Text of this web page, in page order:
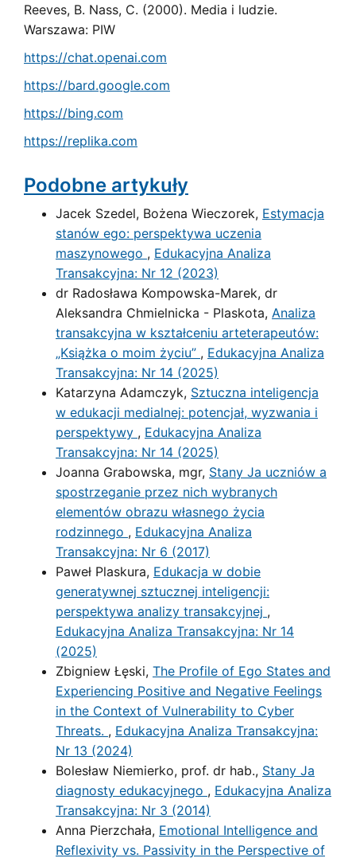
Reeves, B. Nass, C. (2000). Media i ludzie.
Warszawa: PIW
https://chat.openai.com
https://bard.google.com
https://bing.com
https://replika.com
Podobne artykuły
Jacek Szedel, Bożena Wieczorek, Estymacja
stanów ego: perspektywa uczenia
maszynowego , Edukacyjna Analiza
Transakcyjna: Nr 12 (2023)
dr Radosława Kompowska-Marek, dr
Aleksandra Chmielnicka - Plaskota, Analiza
transakcyjna w kształceniu arteterapeutów:
„Książka o moim życiu” , Edukacyjna Analiza
Transakcyjna: Nr 14 (2025)
Katarzyna Adamczyk, Sztuczna inteligencja
w edukacji medialnej: potencjał, wyzwania i
perspektywy , Edukacyjna Analiza
Transakcyjna: Nr 14 (2025)
Joanna Grabowska, mgr, Stany Ja uczniów a
spostrzeganie przez nich wybranych
elementów obrazu własnego życia
rodzinnego , Edukacyjna Analiza
Transakcyjna: Nr 6 (2017)
Paweł Plaskura, Edukacja w dobie
generatywnej sztucznej inteligencji:
perspektywa analizy transakcyjnej ,
Edukacyjna Analiza Transakcyjna: Nr 14
(2025)
Zbigniew Łęski, The Profile of Ego States and
Experiencing Positive and Negative Feelings
in the Context of Vulnerability to Cyber
Threats. , Edukacyjna Analiza Transakcyjna:
Nr 13 (2024)
Bolesław Niemierko, prof. dr hab., Stany Ja
diagnosty edukacyjnego , Edukacyjna Analiza
Transakcyjna: Nr 3 (2014)
Anna Pierzchała, Emotional Intelligence and
Reflexivity vs. Passivity in the Perspective of